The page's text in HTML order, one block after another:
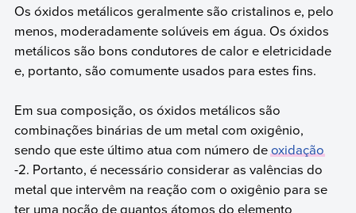
Os óxidos metálicos geralmente são cristalinos e, pelo
menos, moderadamente solúveis em água. Os óxidos
metálicos são bons condutores de calor e eletricidade
e, portanto, são comumente usados para estes fins.
Em sua composição, os óxidos metálicos são
combinações binárias de um metal com oxigênio,
sendo que este último atua com número deoxidação
-2. Portanto, é necessário considerar as valências do
metal que intervêm na reação com o oxigênio para se
ter uma noção de quantos átomos do elemento